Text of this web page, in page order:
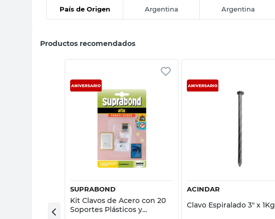
País de Origen Argentina Argentina
Productos recomendados
Vista rápida
SUPRABOND
Kit Clavos de Acero con 20
Soportes Plásticos y
Vista rápida
ACINDAR
Clavo Espiralado 3" x 1Kg